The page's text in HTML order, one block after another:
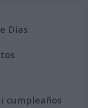
Días
cumpleaños